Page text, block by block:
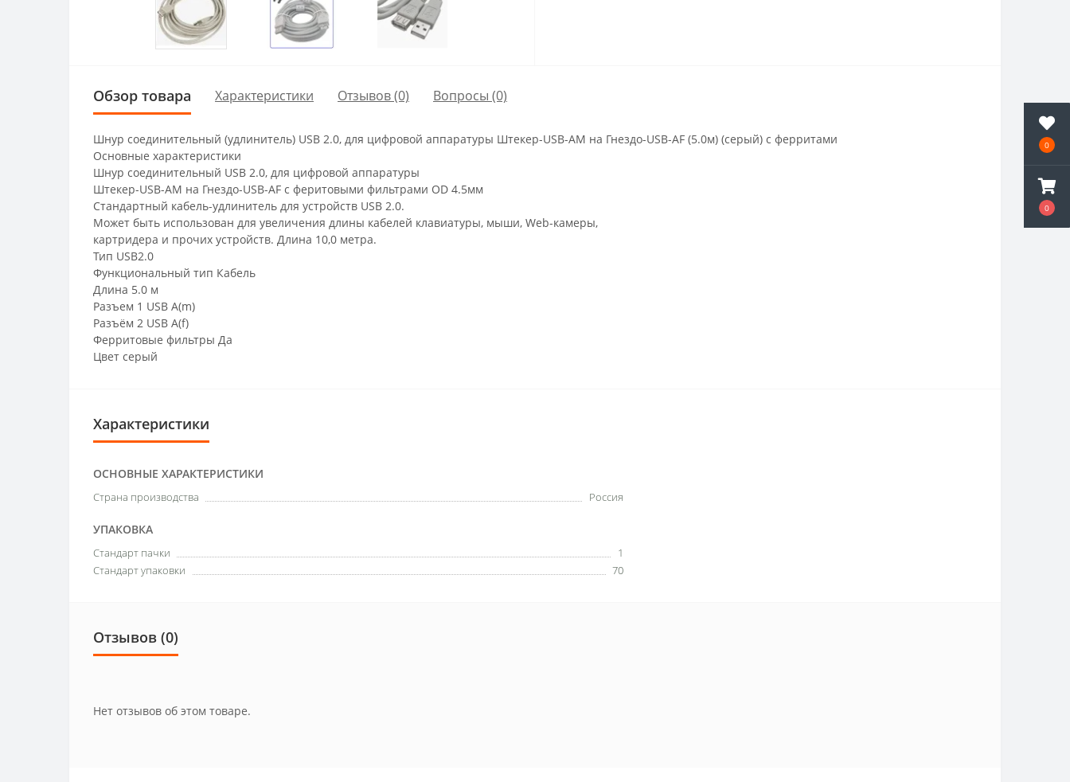
0
0
Обзор товара Характеристики Отзывов (0) Вопросы (0)
Шнур соединительный (удлинитель) USB 2.0, для цифровой аппаратуры Штекер-USB-AM на Гнездо-USB-AF (5.0м) (серый) с ферритами
Основные характеристики
Шнур соединительный USB 2.0, для цифровой аппаратуры
Штекер-USB-AM на Гнездо-USB-AF с феритовыми фильтрами OD 4.5мм
Стандартный кабель-удлинитель для устройств USB 2.0.
Может быть использован для увеличения длины кабелей клавиатуры, мыши, Web-камеры,
картридера и прочих устройств. Длина 10,0 метра.
Тип USB2.0
Функциональный тип Кабель
Длина 5.0 м
Разъем 1 USB A(m)
Разъём 2 USB A(f)
Ферритовые фильтры Да
Цвет серый
Характеристики
ОСНОВНЫЕ ХАРАКТЕРИСТИКИ
Страна производства Россия
УПАКОВКА
Стандарт пачки
1
Стандарт упаковки
70
Отзывов (0)
Нет отзывов об этом товаре.